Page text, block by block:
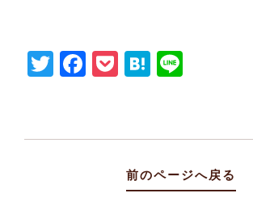
Twitter
Facebook
Pocket
Hatena
Line
前のページへ戻る